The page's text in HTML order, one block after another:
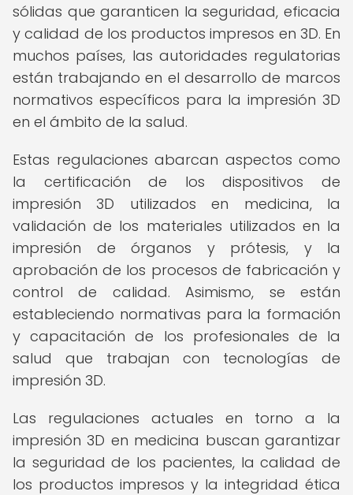
sólidas que garanticen la seguridad, eficacia
y calidad de los productos impresos en 3D. En
muchos países, las autoridades regulatorias
están trabajando en el desarrollo de marcos
normativos específicos para la impresión 3D
en el ámbito de la salud.
Estas regulaciones abarcan aspectos como
la certificación de los dispositivos de
impresión 3D utilizados en medicina, la
validación de los materiales utilizados en la
impresión de órganos y prótesis, y la
aprobación de los procesos de fabricación y
control de calidad. Asimismo, se están
estableciendo normativas para la formación
y capacitación de los profesionales de la
salud que trabajan con tecnologías de
impresión 3D.
Las regulaciones actuales en torno a la
impresión 3D en medicina buscan garantizar
la seguridad de los pacientes, la calidad de
los productos impresos y la integridad ética